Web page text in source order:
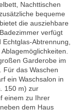
Nachttischen
bequeme
die ausziehbare
verfügt
Abtrennung,
Garderobe im
Für das Waschen
ein Waschsalon in
150 m) zur
einem zu Ihrer
dem Haus